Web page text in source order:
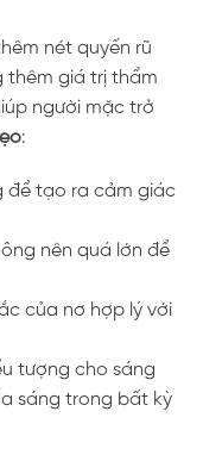
nét quyến rũ
thêm giá trị thẩm
người mặc trở
:
để tạo ra cảm giác
nên quá lớn để
của nơ hợp lý với
tượng cho sáng
sáng trong bất kỳ